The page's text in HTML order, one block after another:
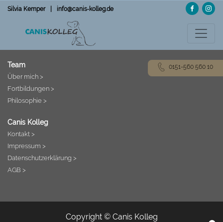
Direkt
zumSilvia Kemper info@canis‑kolleg.de
Team
Über mich >
Fortbildungen >
Philosophie >
Canis Kolleg
Kontakt >
Impressum >
Datenschutzerklärung >
AGB >
Copyright © Canis Kolleg
0151-560 560 10